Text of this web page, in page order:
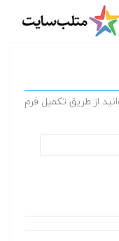
از طریق تکمیل فرم